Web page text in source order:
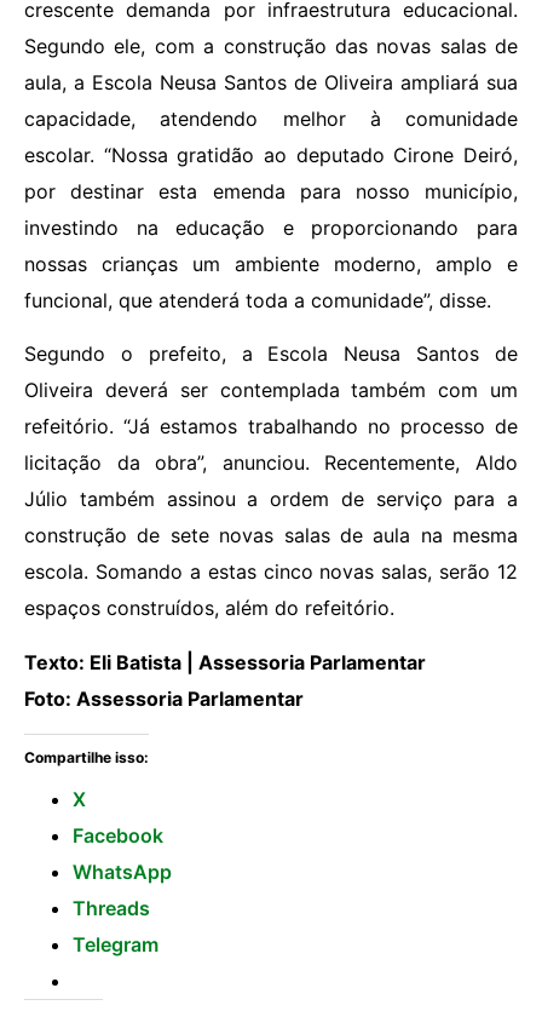
crescente demanda por infraestrutura educacional.
Segundo ele, com a construção das novas salas de
aula, a Escola Neusa Santos de Oliveira ampliará sua
capacidade, atendendo melhor à comunidade
escolar. “Nossa gratidão ao deputado Cirone Deiró,
por destinar esta emenda para nosso município,
investindo na educação e proporcionando para
nossas crianças um ambiente moderno, amplo e
funcional, que atenderá toda a comunidade”, disse.
Segundo o prefeito, a Escola Neusa Santos de
Oliveira deverá ser contemplada também com um
refeitório. “Já estamos trabalhando no processo de
licitação da obra”, anunciou. Recentemente, Aldo
Júlio também assinou a ordem de serviço para a
construção de sete novas salas de aula na mesma
escola. Somando a estas cinco novas salas, serão 12
espaços construídos, além do refeitório.
Texto: Eli Batista | Assessoria Parlamentar
Foto: Assessoria Parlamentar
Compartilhe isso:
X
Facebook
WhatsApp
Threads
Telegram